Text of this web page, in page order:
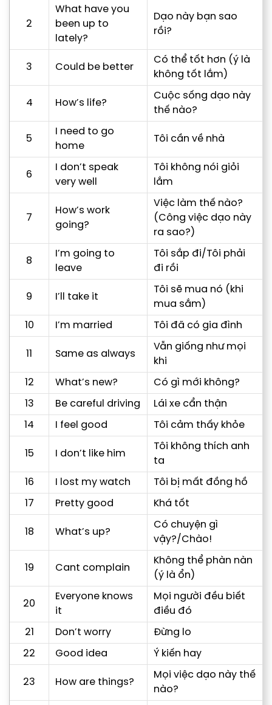
2
What have you
been up to
lately?
Dạo này bạn sao
rồi?
3 Could be better
Có thể tốt hơn (ý là
không tốt lắm)
4 How’s life?
Cuộc sống dạo này
thế nào?
5
I need to go
home
Tôi cần về nhà
6
I don’t speak
very well
Tôi không nói giỏi
lắm
7
How’s work
going?
Việc làm thế nào?
(Công việc dạo này
ra sao?)
8
I’m going to
leave
Tôi sắp đi/Tôi phải
đi rồi
9 I’ll take it
Tôi sẽ mua nó (khi
mua sắm)
10 I’m married Tôi đã có gia đình
11 Same as always
Vẫn giống như mọi
khi
12 What’s new? Có gì mới không?
13 Be careful driving Lái xe cẩn thận
14 I feel good Tôi cảm thấy khỏe
15 I don’t like him
Tôi không thích anh
ta
16 I lost my watch Tôi bị mất đồng hồ
17 Pretty good Khá tốt
18 What’s up?
Có chuyện gì
vậy?/Chào!
19 Cant complain
Không thể phàn nàn
(ý là ổn)
20
Everyone knows
it
Mọi người đều biết
điều đó
21 Don’t worry Đừng lo
22 Good idea Ý kiến hay
23 How are things?
Mọi việc dạo này thế
nào?